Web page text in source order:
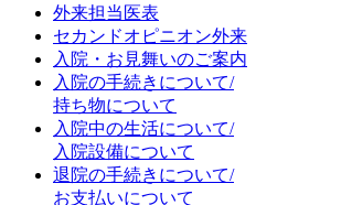
外来担当医表
セカンドオピニオン外来
入院・お見舞いのご案内
入院の手続きについて/
持ち物について
入院中の生活について/
入院設備について
退院の手続きについて/
お支払いについて